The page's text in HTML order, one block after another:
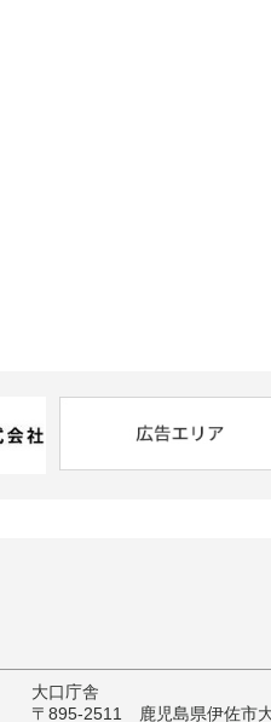
大口庁舎
〒895-2511 鹿児島県伊佐市